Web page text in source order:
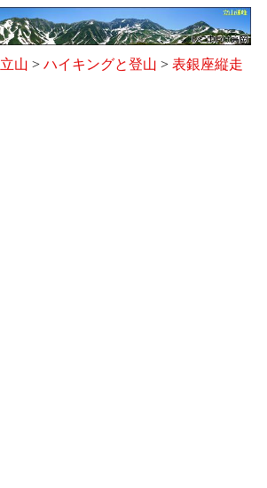
立山 > ハイキングと登山 > 表銀座縦走